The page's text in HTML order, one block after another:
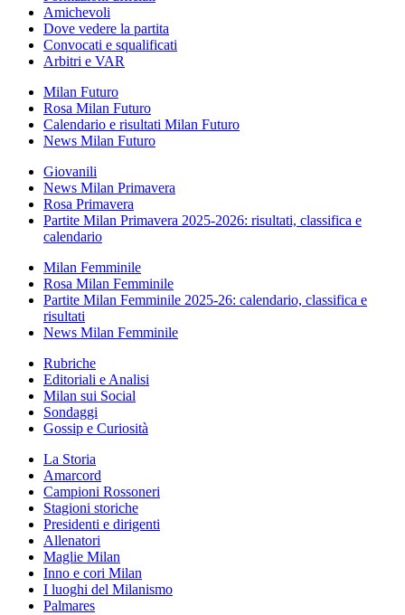
Amichevoli
Dove vedere la partita
Convocati e squalificati
Arbitri e VAR
Milan Futuro
Rosa Milan Futuro
Calendario e risultati Milan Futuro
News Milan Futuro
Giovanili
News Milan Primavera
Rosa Primavera
Partite Milan Primavera 2025-2026: risultati, classifica e
calendario
Milan Femminile
Rosa Milan Femminile
Partite Milan Femminile 2025-26: calendario, classifica e
risultati
News Milan Femminile
Rubriche
Editoriali e Analisi
Milan sui Social
Sondaggi
Gossip e Curiosità
La Storia
Amarcord
Campioni Rossoneri
Stagioni storiche
Presidenti e dirigenti
Allenatori
Maglie Milan
Inno e cori Milan
I luoghi del Milanismo
Palmares